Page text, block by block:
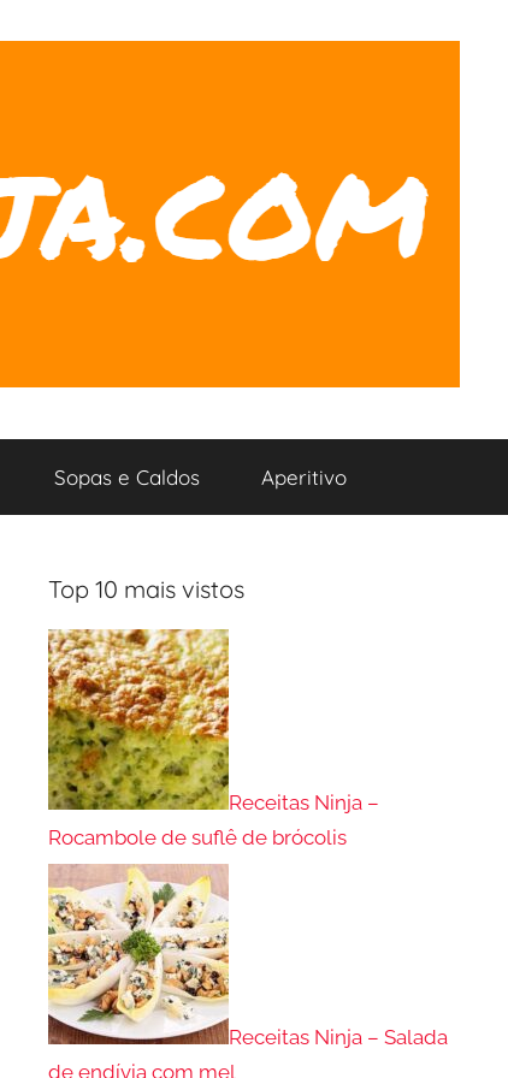
Sopas e Caldos Aperitivo
Top 10 mais vistos
Receitas Ninja –
Rocambole de suflê de brócolis
Receitas Ninja – Salada
de endívia com mel